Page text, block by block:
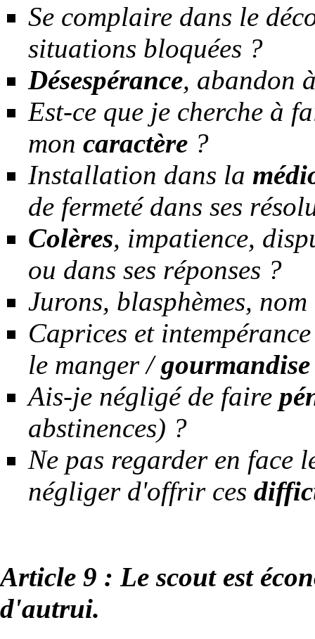
Se complaire dans le
situations bloquées ?
Désespérance, abandon
Est-ce que je cherche à
mon caractère ?
Installation dans la
de fermeté dans ses
Colères, impatience,
ou dans ses réponses ?
Jurons, blasphèmes,
Caprices et
le manger /gourmandise
Ais-je négligé de faire
abstinences) ?
Ne pas regarder en face
négliger d'offrir ces
Article 9 : Le scout est
d'autrui.